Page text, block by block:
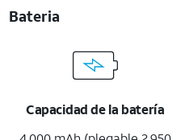
Bateria
Capacidad de la batería